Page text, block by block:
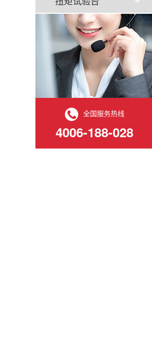
全国服务热线
4006-188-028